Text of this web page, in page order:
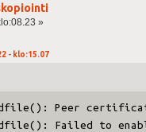
»
- klo:15.07
Peer
Failed to